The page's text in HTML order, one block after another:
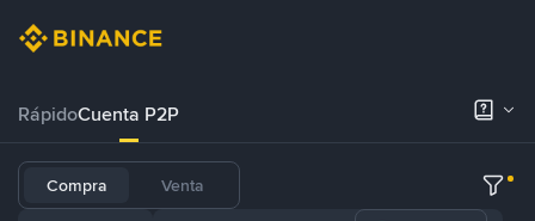
RápidoCuenta P2P
Compra Venta